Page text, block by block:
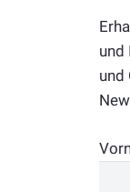
und
und